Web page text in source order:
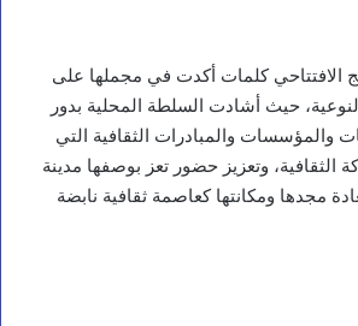
الافتتاحي كلمات أكدت في مجملها على
حيث أشادت السلطة المحلية بدور
والمؤسسات والمبادرات الثقافية التي
وتعزيز حضور تعز بوصفها مدينة
مجدها ومكانتها كعاصمة ثقافية نابضة